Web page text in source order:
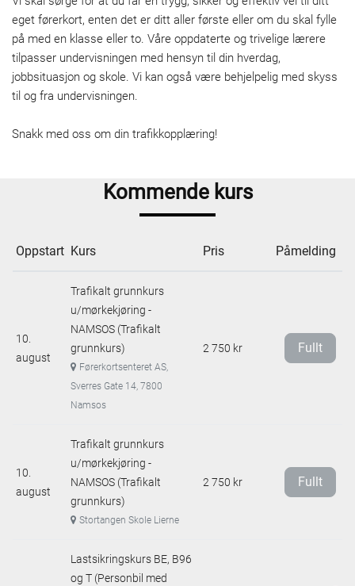
eget førerkort, enten det er ditt aller første eller om du skal fylle
på med en klasse eller to. Våre oppdaterte og trivelige lærere
tilpasser undervisningen med hensyn til din hverdag,
jobbsituasjon og skole. Vi kan også være behjelpelig med skyss
til og fra undervisningen.
Snakk med oss om din trafikkopplæring!
Kommende kurs
Oppstart Kurs Pris Påmelding
10.
august
Trafikalt grunnkurs
u/mørkekjøring -
NAMSOS (Trafikalt
grunnkurs)
Førerkortsenteret AS,
Sverres Gate 14, 7800
Namsos
2 750 kr Fullt
10.
august
Trafikalt grunnkurs
u/mørkekjøring -
NAMSOS (Trafikalt
grunnkurs)
Stortangen Skole Lierne
2 750 kr Fullt
Lastsikringskurs BE, B96
og T (Personbil med